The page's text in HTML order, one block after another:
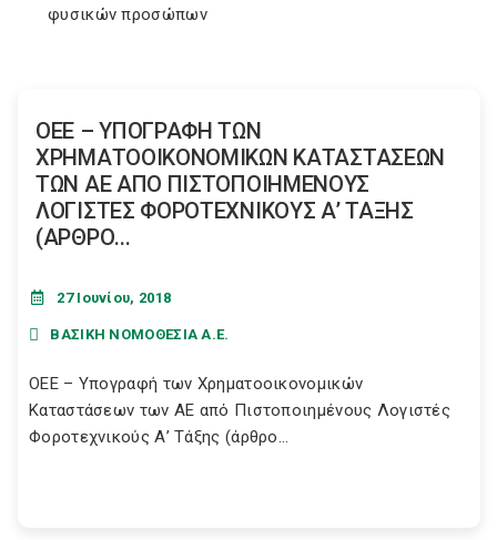
φυσικών προσώπων
ΟΕΕ – ΥΠΟΓΡΑΦΗ ΤΩΝ
ΧΡΗΜΑΤΟΟΙΚΟΝΟΜΙΚΩΝ ΚΑΤΑΣΤΑΣΕΩΝ
ΤΩΝ ΑΕ ΑΠΟ ΠΙΣΤΟΠΟΙΗΜΕΝΟΥΣ
ΛΟΓΙΣΤΕΣ ΦΟΡΟΤΕΧΝΙΚΟΥΣ Α’ ΤΑΞΗΣ
(ΑΡΘΡΟ...
27 Ιουνίου, 2018
ΒΑΣΙΚΗ ΝΟΜΟΘΕΣΙΑ Α.Ε.
ΟΕΕ – Υπογραφή των Χρηματοοικονομικών
Καταστάσεων των ΑΕ από Πιστοποιημένους Λογιστές
Φοροτεχνικούς Α’ Τάξης (άρθρο...